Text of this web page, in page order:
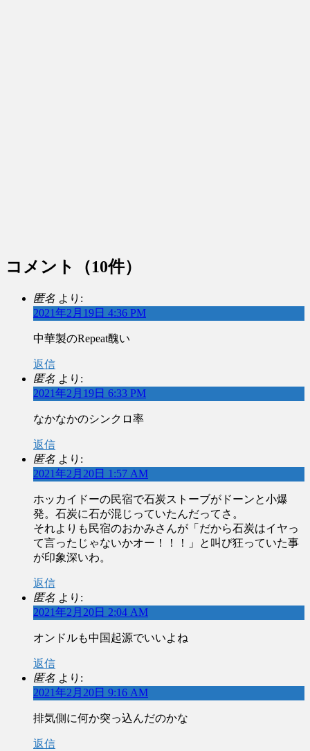
コメント （10件）
匿名 より:
2021年2月19日 4:36 PM
中華製のRepeat醜い
返信
匿名 より:
2021年2月19日 6:33 PM
なかなかのシンクロ率
返信
匿名 より:
2021年2月20日 1:57 AM
ホッカイドーの民宿で石炭ストーブがドーンと小爆
発。石炭に石が混じっていたんだってさ。
それよりも民宿のおかみさんが「だから石炭はイヤっ
て言ったじゃないかオー！！！」と叫び狂っていた事
が印象深いわ。
返信
匿名 より:
2021年2月20日 2:04 AM
オンドルも中国起源でいいよね
返信
匿名 より:
2021年2月20日 9:16 AM
排気側に何か突っ込んだのかな
返信